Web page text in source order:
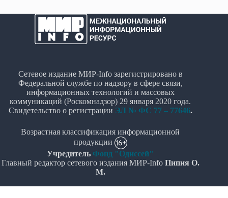
Сетевое издание МИР-Info зарегистрировано в
Федеральной службе по надзору в сфере связи,
информационных технологий и массовых
коммуникаций (Роскомнадзор) 29 января 2020 года.
Свидетельство о регистрации ЭЛ № ФС 77 – 77646.
Возрастная классификация информационной
продукции
Учредитель Фонд "Одиссей"
Главный редактор сетевого издания МИР-Info Пипия О.
М.